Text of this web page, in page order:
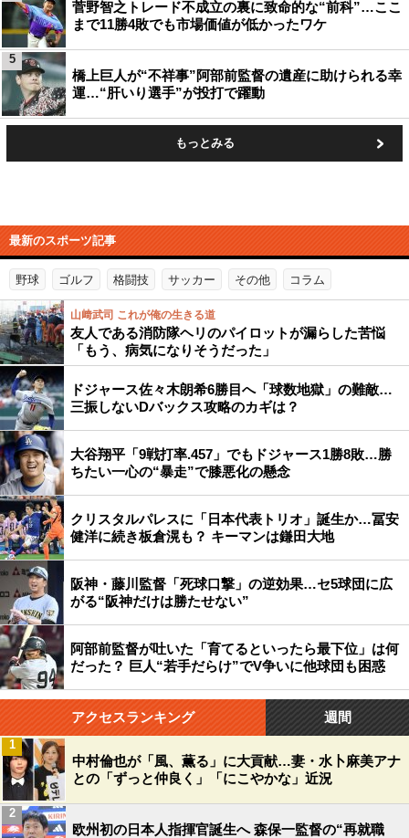
菅野智之トレード不成立の裏に致命的な“前科”…ここ
まで11勝4敗でも市場価値が低かったワケ
橋上巨人が“不祥事”阿部前監督の遺産に助けられる幸
運…“肝いり選手”が投打で躍動
5
もっとみる
最新のスポーツ記事
野球 ゴルフ 格闘技 サッカー その他 コラム
山﨑武司 これが俺の生きる道
友人である消防隊ヘリのパイロットが漏らした苦悩
「もう、病気になりそうだった」
ドジャース佐々木朗希6勝目へ「球数地獄」の難敵…
三振しないDバックス攻略のカギは？
大谷翔平「9戦打率.457」でもドジャース1勝8敗…勝
ちたい一心の“暴走”で膝悪化の懸念
クリスタルパレスに「日本代表トリオ」誕生か…冨安
健洋に続き板倉滉も？ キーマンは鎌田大地
阪神・藤川監督「死球口撃」の逆効果…セ5球団に広
がる“阪神だけは勝たせない”
阿部前監督が吐いた「育てるといったら最下位」は何
だった？ 巨人“若手だらけ”でV争いに他球団も困惑
アクセスランキング 週間
中村倫也が「風、薫る」に大貢献…妻・水卜麻美アナ
との「ずっと仲良く」「にこやかな」近況
1
欧州初の日本人指揮官誕生へ 森保一監督の“再就職
2